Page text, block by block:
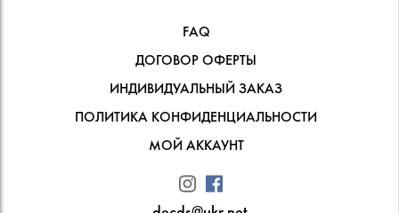
FAQ
ДОГОВОР ОФЕРТЫ
ИНДИВИДУАЛЬНЫЙ ЗАКАЗ
ПОЛИТИКА КОНФИДЕНЦИАЛЬНОСТИ
МОЙ АККАУНТ